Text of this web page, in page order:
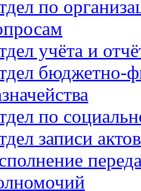
по
учёта и
бюджетно-
по
записи